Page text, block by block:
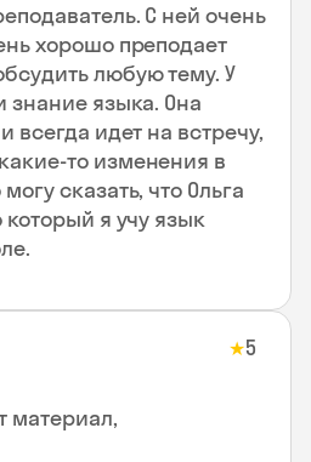
С ней очень
хорошо преподает
любую тему. У
знание языка. Она
всегда идет на встречу,
то изменения в
сказать, что Ольга
я учу язык
★5
материал,